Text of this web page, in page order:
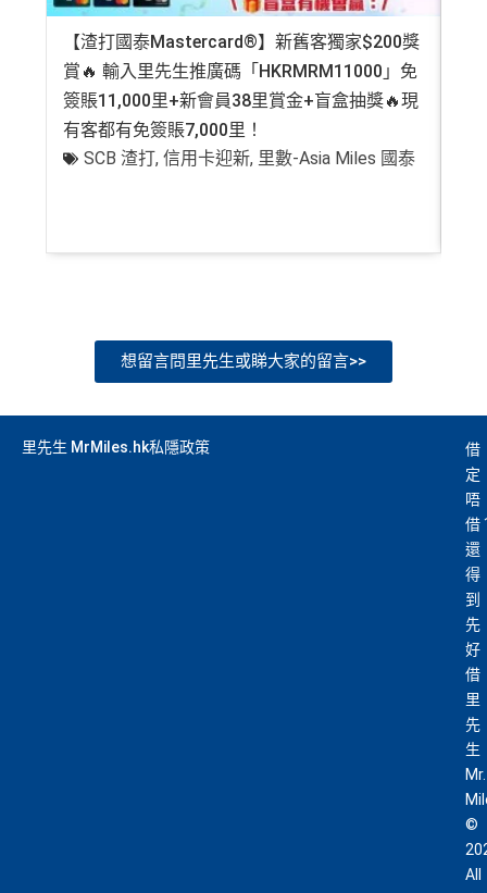
換里數免手續費
每月簽賬積分自動兌換去AM戶口，免除信用卡積分換
里數 啱晒唔想煩嘅里友
一樣食到渣打信用卡優惠及Mastercard優惠
網上ebanking繳費/交保費無回贈
無得儲里數 (Sorry囉，我知off-topic但對我嚟講真係)
【渣打國泰Mastercard®】新舊客獨家$200獎
賞🔥 輸入里先生推廣碼「HKRMRM11000」免
簽賬11,000里+新會員38里賞金+盲盒抽獎🔥現
有客都有免簽賬7,000里！
SCB 渣打,信用卡迎新, 里數-Asia Miles 國泰
想留言問里先生或睇大家的留言>>
里先生 MrMiles.hk私隱政策
借
定
唔
借
還
得
到
先
好
借
里
先
生
Mr.
©
All